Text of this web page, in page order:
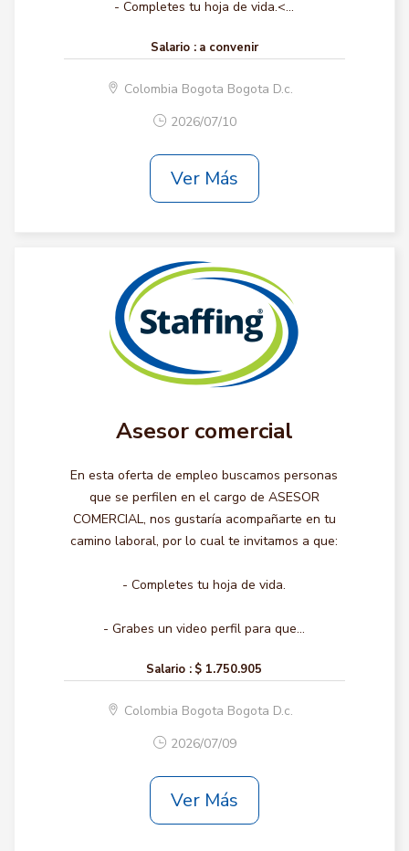
- Completes tu hoja de vida.<...
Salario : a convenir
Colombia Bogota Bogota D.c.
2026/07/10
Ver Más
Asesor comercial
En esta oferta de empleo buscamos personas
que se perfilen en el cargo de ASESOR
COMERCIAL, nos gustaría acompañarte en tu
camino laboral, por lo cual te invitamos a que:
- Completes tu hoja de vida.
- Grabes un video perfil para que...
Salario : $ 1.750.905
Colombia Bogota Bogota D.c.
2026/07/09
Ver Más